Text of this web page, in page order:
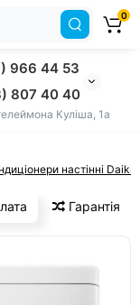
966 44 53
807 40 40
Куліша, 1а
0
настінні Daikin
Гарантія